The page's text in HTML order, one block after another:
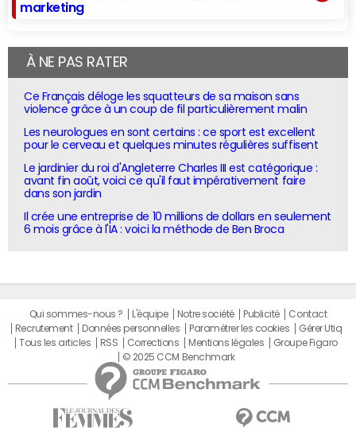
marketing
À NE PAS RATER
Ce Français déloge les squatteurs de sa maison sans
violence grâce à un coup de fil particulièrement malin
Les neurologues en sont certains : ce sport est excellent
pour le cerveau et quelques minutes régulières suffisent
Le jardinier du roi d'Angleterre Charles III est catégorique :
avant fin août, voici ce qu'il faut impérativement faire
dans son jardin
Il crée une entreprise de 10 millions de dollars en seulement
6 mois grâce à l'IA : voici la méthode de Ben Broca
Qui sommes-nous ? L'équipe Notre société Publicité
Contact
Recrutement
Données personnelles Paramétrer les cookies
Gérer Utiq
Tous les articles
RSS Corrections Mentions légales
Groupe Figaro
© 2025 CCM Benchmark